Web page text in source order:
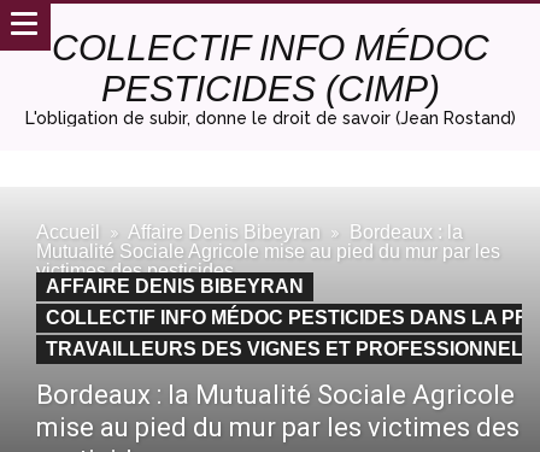
COLLECTIF INFO MÉDOC
PESTICIDES (CIMP)
L'obligation de subir, donne le droit de savoir (Jean Rostand)
Accueil Affaire Denis Bibeyran
Bordeaux : la
Mutualité Sociale Agricole mise au pied du mur par les
victimes des pesticides
AFFAIRE DENIS BIBEYRAN
COLLECTIF INFO MÉDOC PESTICIDES DANS LA
TRAVAILLEURS DES VIGNES ET
Bordeaux : la Mutualité Sociale Agricole
mise au pied du mur par les victimes des